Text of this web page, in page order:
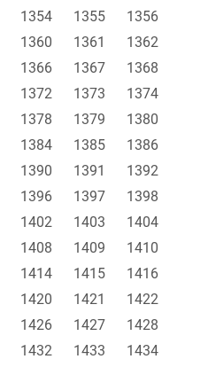
1354 1355
1356
1360 1361
1362
1366 1367
1368
1372 1373
1374
1378 1379
1380
1384 1385
1386
1390 1391
1392
1396 1397
1398
1402 1403
1404
1408 1409
1410
1414 1415
1416
1420 1421
1422
1426 1427
1428
1432 1433
1434